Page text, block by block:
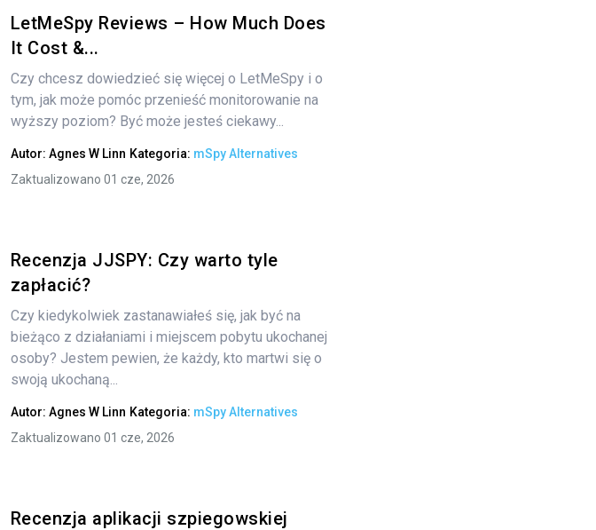
Udostępnij
Facebook Kopiuj link
LetMeSpy Reviews – How Much Does
It Cost &...
Czy chcesz dowiedzieć się więcej o LetMeSpy i o
tym, jak może pomóc przenieść monitorowanie na
wyższy poziom? Być może jesteś ciekawy...
Autor: Agnes W Linn Kategoria: mSpy Alternatives
Zaktualizowano 01 cze, 2026
Udostępnij
Recenzja JJSPY: Czy warto tyle
zapłacić?
Czy kiedykolwiek zastanawiałeś się, jak być na
bieżąco z działaniami i miejscem pobytu ukochanej
osoby? Jestem pewien, że każdy, kto martwi się o
swoją ukochaną...
Autor: Agnes W Linn Kategoria: mSpy Alternatives
Zaktualizowano 01 cze, 2026
Recenzja aplikacji szpiegowskiej